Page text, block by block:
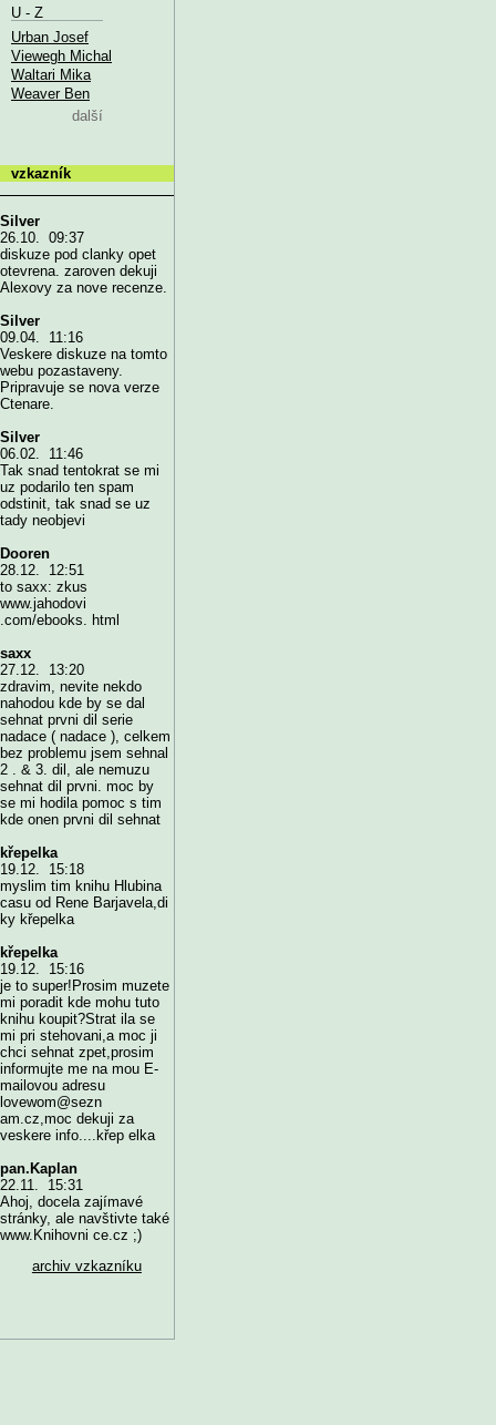
U - Z
Urban Josef
Viewegh Michal
Waltari Mika
Weaver Ben
další
vzkazník
Silver
26.10. 09:37
diskuze pod clanky opet
otevrena. zaroven dekuji
Alexovy za nove recenze.
Silver
09.04. 11:16
Veskere diskuze na tomto
webu pozastaveny.
Pripravuje se nova verze
Ctenare.
Silver
06.02. 11:46
Tak snad tentokrat se mi
uz podarilo ten spam
odstinit, tak snad se uz
tady neobjevi
Dooren
28.12. 12:51
to saxx: zkus
www.jahodovi
.com/ebooks. html
saxx
27.12. 13:20
zdravim, nevite nekdo
nahodou kde by se dal
sehnat prvni dil serie
nadace ( nadace ), celkem
bez problemu jsem sehnal
2 . & 3. dil, ale nemuzu
sehnat dil prvni. moc by
se mi hodila pomoc s tim
kde onen prvni dil sehnat
křepelka
19.12. 15:18
myslim tim knihu Hlubina
casu od Rene Barjavela,di
ky křepelka
křepelka
19.12. 15:16
je to super!Prosim muzete
mi poradit kde mohu tuto
knihu koupit?Strat ila se
mi pri stehovani,a moc ji
chci sehnat zpet,prosim
informujte me na mou E-
mailovou adresu
lovewom@sezn
am.cz,moc dekuji za
veskere info....křep elka
pan.Kaplan
22.11. 15:31
Ahoj, docela zajímavé
stránky, ale navštivte také
www.Knihovni ce.cz ;)
archiv vzkazníku